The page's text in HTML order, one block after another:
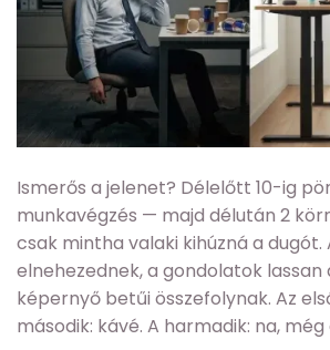
Ismerős a jelenet? Délelőtt 10-ig
munkavégzés — majd délután 2
csak mintha valaki kihúzná a dugót.
elnehezednek, a gondolatok lassan
képernyő betűi összefolynak. Az
második: kávé. A harmadik: na, még